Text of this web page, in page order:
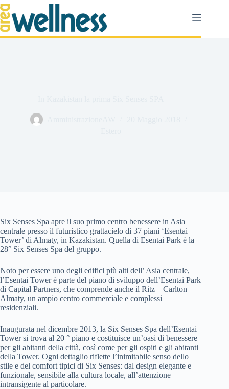
Salta
al
contenuto
Six Senses Spa apre il suo primo centro benessere in Asia
centrale presso il futuristico grattacielo di 37 piani ‘Esentai
Tower’ di Almaty, in Kazakistan. Quella di Esentai Park è la
28° Six Senses Spa del gruppo.
Noto per essere uno degli edifici più alti dell’ Asia centrale,
l’Esentai Tower è parte del piano di sviluppo dell’Esentai Park
di Capital Partners, che comprende anche il Ritz – Carlton
Almaty, un ampio centro commerciale e complessi
residenziali.
Inaugurata nel dicembre 2013, la Six Senses Spa dell’Esentai
Tower si trova al 20 ° piano e costituisce un’oasi di benessere
per gli abitanti della città, così come per gli ospiti e gli abitanti
della Tower. Ogni dettaglio riflette l’inimitabile senso dello
stile e del comfort tipici di Six Senses: dal design elegante e
funzionale, sensibile alla cultura locale, all’attenzione
intransigente al particolare.